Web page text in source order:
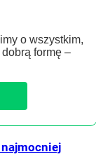
o wszystkim,
formę –